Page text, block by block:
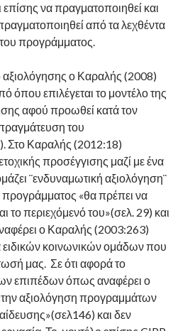
να πραγματοποιηθεί και
από τα λεχθέντα
προγράμματος.
αξιολόγησης ο Καραλής (2008)
όπου επιλέγεται το μοντέλο της
αφού προωθεί κατά τον
του
Στο Καραλής (2012:18)
προσέγγισης μαζί με ένα
¨ενδυναμωτική αξιολόγηση¨
προγράμματος «θα πρέπει να
το περιεχόμενό του»(σελ. 29) και
ο Καραλής (2003:263)
κοινωνικών ομάδων που
μας. Σε ότι αφορά το
επιπέδων όπως αναφέρει ο
αξιολόγηση προγραμμάτων
και δεν